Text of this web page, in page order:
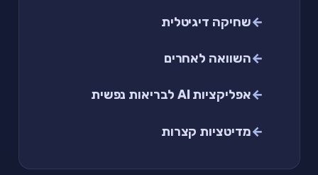
שחיקה דיגיטלית
השוואה לאחרים
אפליקציות AI לבריאות נפשית
מדיטציות קצרות